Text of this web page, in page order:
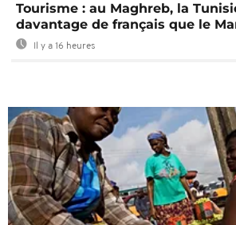
Tourisme : au Maghreb, la
davantage de français que le
Il y a 16 heures